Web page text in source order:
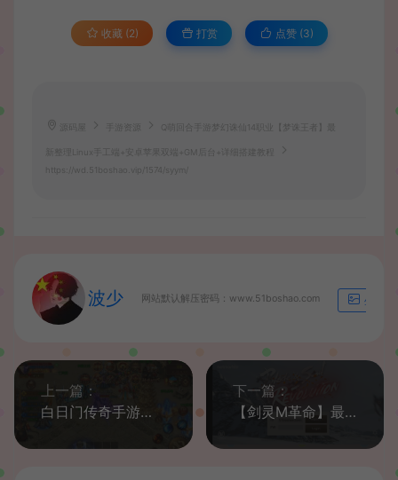
收藏 (2) 打赏 点赞 (3)
手游资源 Q萌回合手游梦幻诛仙14职业【梦诛王者】最
新整理Linux手工端+安卓苹果双端+GM后台+详细搭建教程
https://wd.51boshao.vip/1574/syym/
波少 网站默认解压密码：www.51boshao.com 生成海
上一篇：
白日门传奇手游【鸿蒙起源冰雪传奇】2021最新修复鸿蒙单职业win一键即玩服务端+GM授权后台
下一篇：
【剑灵M革命】最新整理win系半手工端+本地注册双端+教程+集成网页后台+简易邮件工具